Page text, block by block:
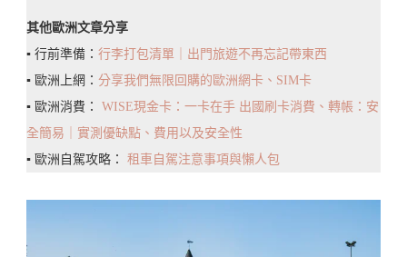
其他歐洲文章分享
▪️ 行前準備： 行李打包清單｜出門旅遊不再忘記帶東西
▪️ 歐洲上網： 分享我們無限回購的歐洲網卡、SIM卡
▪️ 歐洲消費： WISE現金卡：一卡在手 出國刷卡消費、轉帳：安
全簡易｜實測優缺點、費用以及安全性
▪️ 歐洲自駕攻略： 租車自駕注意事項與懶人包